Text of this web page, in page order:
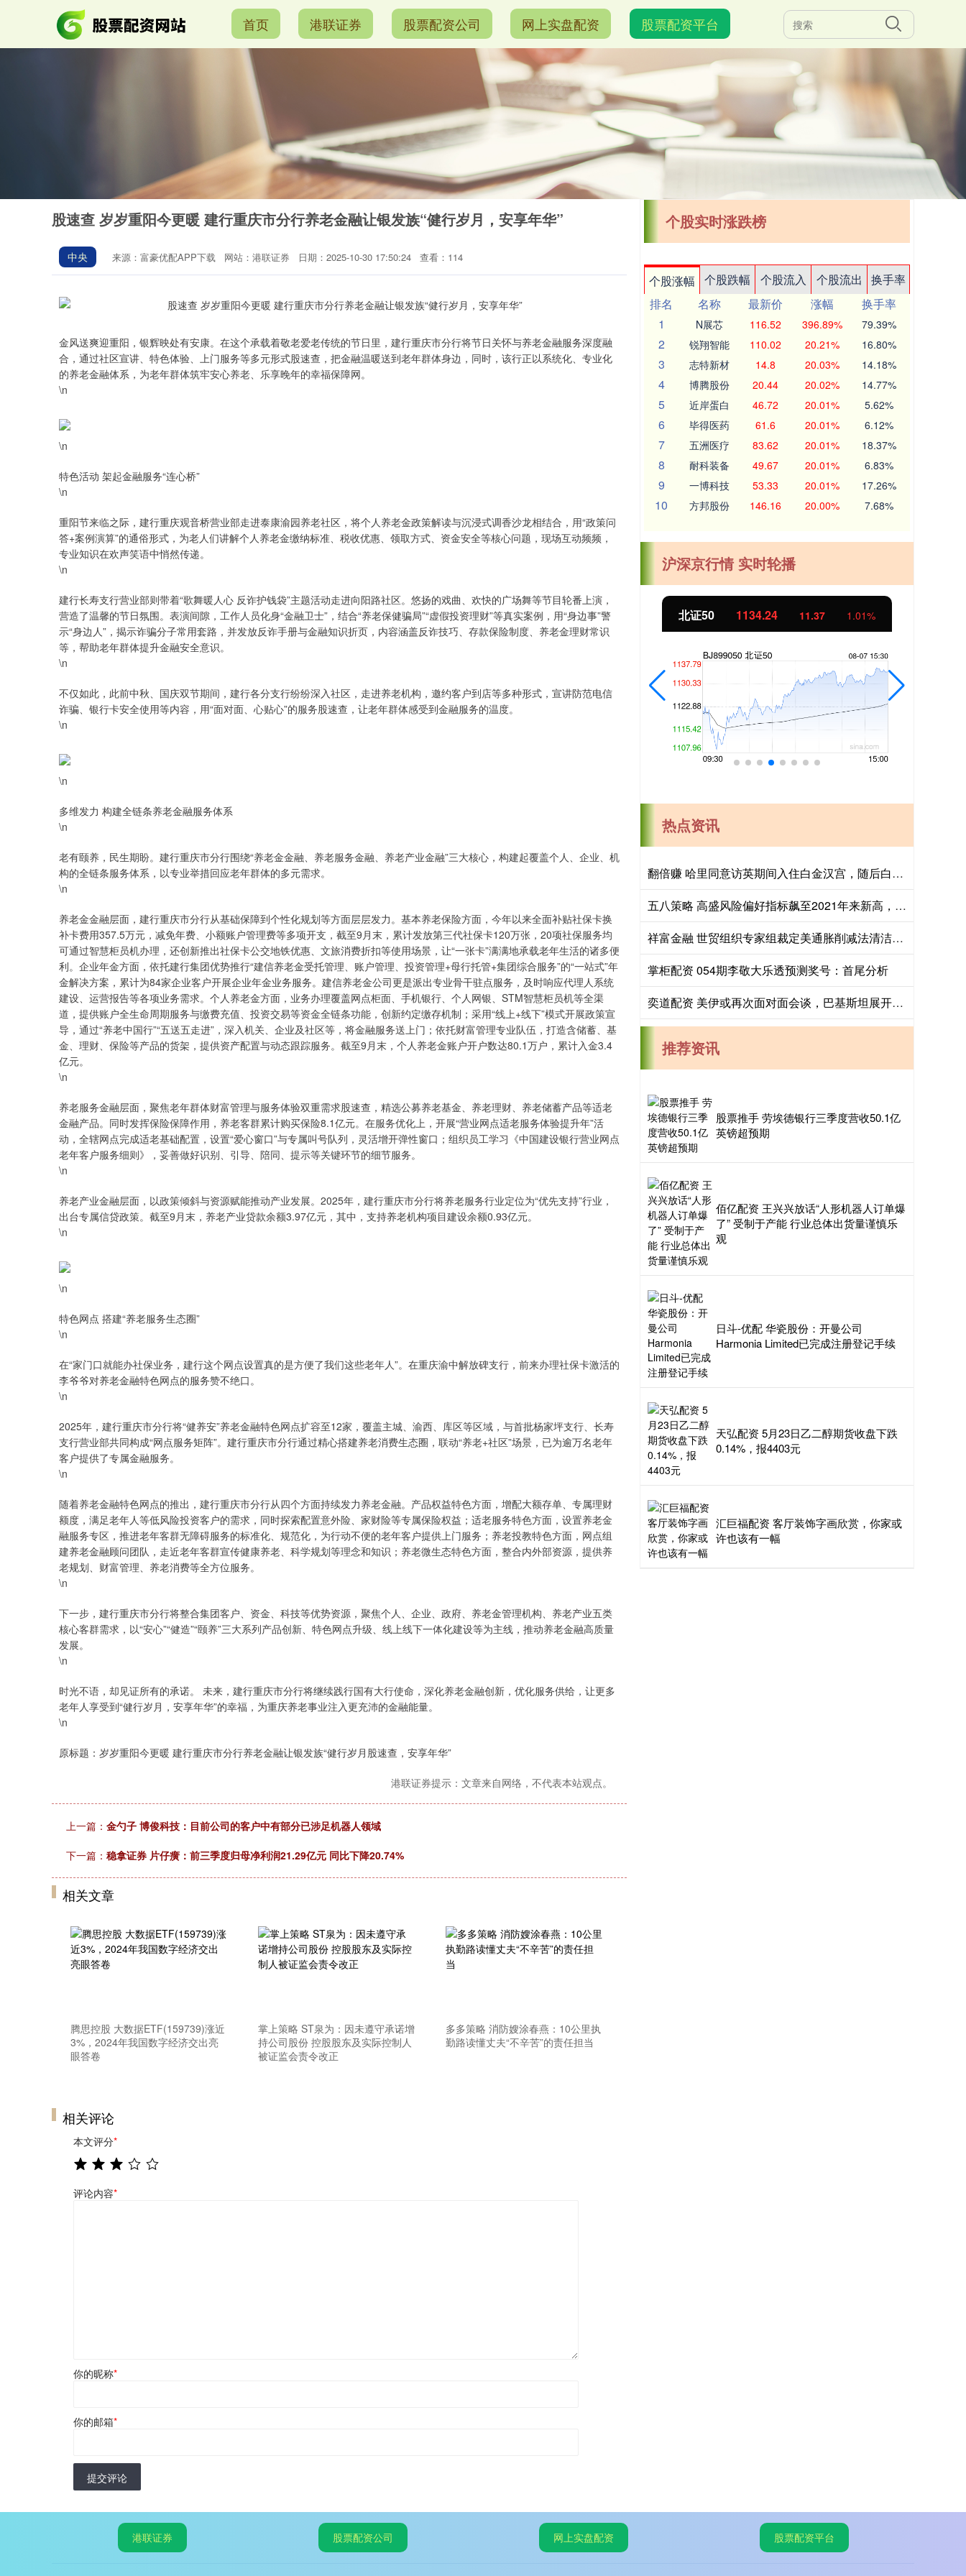
首页 港联证券 股票配资公司 网上实盘配资 股票配资平台
股速查 岁岁重阳今更暖 建行重庆市分行养老金融让银发族“健行岁月，安享年华”
中央 来源：富豪优配APP下载 网站：港联证券 日期：2025-10-30 17:50:24 查看：114
金风送爽迎重阳，银辉映处有安康。在这个承载着敬老爱老传统的节日里，建行重庆市分行将节日关怀与养老金融服务深度融
合，通过社区宣讲、特色体验、上门服务等多元形式股速查，把金融温暖送到老年群体身边，同时，该行正以系统化、专业化
的养老金融体系，为老年群体筑牢安心养老、乐享晚年的幸福保障网。​
\n
\n
特色活动 架起金融服务“连心桥”​
\n
重阳节来临之际，建行重庆观音桥营业部走进泰康渝园养老社区，将个人养老金政策解读与沉浸式调香沙龙相结合，用“政策问
答+案例演算”的通俗形式，为老人们讲解个人养老金缴纳标准、税收优惠、领取方式、资金安全等核心问题，现场互动频频，
专业知识在欢声笑语中悄然传递。
\n
建行长寿支行营业部则带着“歌舞暖人心 反诈护钱袋”主题活动走进向阳路社区。悠扬的戏曲、欢快的广场舞等节目轮番上演，
营造了温馨的节日氛围。表演间隙，工作人员化身“金融卫士”，结合“养老保健骗局”“虚假投资理财”等真实案例，用“身边事”警
示“身边人”，揭示诈骗分子常用套路，并发放反诈手册与金融知识折页，内容涵盖反诈技巧、存款保险制度、养老金理财常识
等，帮助老年群体提升金融安全意识。​
\n
不仅如此，此前中秋、国庆双节期间，建行各分支行纷纷深入社区，走进养老机构，邀约客户到店等多种形式，宣讲防范电信
诈骗、银行卡安全使用等内容，用“面对面、心贴心”的服务股速查，让老年群体感受到金融服务的温度。
\n
\n
多维发力 构建全链条养老金融服务体系​
\n
老有颐养，民生期盼。建行重庆市分行围绕“养老金金融、养老服务金融、养老产业金融”三大核心，构建起覆盖个人、企业、机
构的全链条服务体系，以专业举措回应老年群体的多元需求。​
\n
养老金金融层面，建行重庆市分行从基础保障到个性化规划等方面层层发力。基本养老保险方面，今年以来全面补贴社保卡换
补卡费用357.5万元，减免年费、小额账户管理费等多项开支，截至9月末，累计发放第三代社保卡120万张，20项社保服务均
可通过智慧柜员机办理，还创新推出社保卡公交地铁优惠、文旅消费折扣等使用场景，让“一张卡”满满地承载老年生活的诸多便
利。企业年金方面，依托建行集团优势推行“建信养老金受托管理、账户管理、投资管理+母行托管+集团综合服务”的“一站式”年
金解决方案，累计为84家企业客户开展企业年金业务服务。建信养老金公司更是派出专业骨干驻点服务，及时响应代理人系统
建设、运营报告等各项业务需求。个人养老金方面，业务办理覆盖网点柜面、手机银行、个人网银、STM智慧柜员机等全渠
道，提供账户全生命周期服务与缴费充值、投资交易等资金全链条功能，创新约定缴存机制；采用“线上+线下”模式开展政策宣
导，通过“养老中国行”“五送五走进”，深入机关、企业及社区等，将金融服务送上门；依托财富管理专业队伍，打造含储蓄、基
金、理财、保险等产品的货架，提供资产配置与动态跟踪服务。截至9月末，个人养老金账户开户数达80.1万户，累计入金3.4
亿元。
\n
养老服务金融层面，聚焦老年群体财富管理与服务体验双重需求股速查，精选公募养老基金、养老理财、养老储蓄产品等适老
金融产品。同时发挥保险保障作用，养老客群累计购买保险8.1亿元。在服务优化上，开展“营业网点适老服务体验提升年”活
动，全辖网点完成适老基础配置，设置“爱心窗口”与专属叫号队列，灵活增开弹性窗口；组织员工学习《中国建设银行营业网点
老年客户服务细则》，妥善做好识别、引导、陪同、提示等关键环节的细节服务。
\n
养老产业金融层面，以政策倾斜与资源赋能推动产业发展。2025年，建行重庆市分行将养老服务行业定位为“优先支持”行业，
出台专属信贷政策。截至9月末，养老产业贷款余额3.97亿元，其中，支持养老机构项目建设余额0.93亿元。
\n
\n
特色网点 搭建“养老服务生态圈”
\n
在“家门口就能办社保业务，建行这个网点设置真的是方便了我们这些老年人”。在重庆渝中解放碑支行，前来办理社保卡激活的
李爷爷对养老金融特色网点的服务赞不绝口。
\n
2025年，建行重庆市分行将“健养安”养老金融特色网点扩容至12家，覆盖主城、渝西、库区等区域，与首批杨家坪支行、长寿
支行营业部共同构成“网点服务矩阵”。建行重庆市分行通过精心搭建养老消费生态圈，联动“养老+社区”场景，已为逾万名老年
客户提供了专属金融服务。
\n
随着养老金融特色网点的推出，建行重庆市分行从四个方面持续发力养老金融。产品权益特色方面，增配大额存单、专属理财
额度，满足老年人等低风险投资客户的需求，同时探索配置意外险、家财险等专属保险权益；适老服务特色方面，设置养老金
融服务专区，推进老年客群无障碍服务的标准化、规范化，为行动不便的老年客户提供上门服务；养老投教特色方面，网点组
建养老金融顾问团队，走近老年客群宣传健康养老、科学规划等理念和知识；养老微生态特色方面，整合内外部资源，提供养
老规划、财富管理、养老消费等全方位服务。
\n
下一步，建行重庆市分行将整合集团客户、资金、科技等优势资源，聚焦个人、企业、政府、养老金管理机构、养老产业五类
核心客群需求，以“安心”“健造”“颐养”三大系列产品创新、特色网点升级、线上线下一体化建设等为主线，推动养老金融高质量
发展。
\n
时光不语，却见证所有的承诺。 未来，建行重庆市分行将继续践行国有大行使命，深化养老金融创新，优化服务供给，让更多
老年人享受到“健行岁月，安享年华”的幸福，为重庆养老事业注入更充沛的金融能量。​
\n
原标题：岁岁重阳今更暖 建行重庆市分行养老金融让银发族“健行岁月股速查，安享年华”
港联证券提示：文章来自网络，不代表本站观点。
上一篇： 金勺子 博俊科技：目前公司的客户中有部分已涉足机器人领域
下一篇： 稳拿证券 片仔癀：前三季度归母净利润21.29亿元 同比下降20.74%
相关文章
腾思控股 大数据ETF(159739)涨近
3%，2024年我国数字经济交出亮
眼答卷
掌上策略 ST泉为：因未遵守承诺增
持公司股份 控股股东及实际控制人
被证监会责令改正
多多策略 消防嫂涂春燕：10公里执
勤路读懂丈夫“不辛苦”的责任担当
相关评论
本文评分*
评论内容*
你的昵称*
你的邮箱*
提交评论
个股实时涨跌榜
个股涨幅 个股跌幅 个股流入 个股流出
换手率
排名
名称 最新价 涨幅
换手率
1
N展芯 116.52 396.89% 79.39%
2 锐翔智能 110.02 20.21% 16.80%
3 志特新材 14.8 20.03% 14.18%
4 博腾股份 20.44 20.02% 14.77%
5 近岸蛋白 46.72 20.01% 5.62%
6 毕得医药 61.6 20.01% 6.12%
7 五洲医疗 83.62 20.01% 18.37%
8 耐科装备 49.67 20.01% 6.83%
9 一博科技 53.33 20.01% 17.26%
10 方邦股份 146.16 20.00% 7.68%
沪深京行情 实时轮播
1.42% 沪深300 4694.44 43.13 0.93% 北证50 1134.24 11.37 1.01% 创业板指 3563.12 47.56 1.35%
热点资讯
翻倍赚 哈里同意访英期间入住白金汉宫，随后白金汉宫回复：已无可住房间
五八策略 高盛风险偏好指标飙至2021年来新高，罕见“双高”组合26年首现
祥富金融 世贸组织专家组裁定美通胀削减法清洁能源补贴违规
掌柜配资 054期李敬大乐透预测奖号：首尾分析
奕道配资 美伊或再次面对面会谈，巴基斯坦展开穿梭斡旋
推荐资讯
股票推手 劳埃德银行三季度营收50.1亿
英镑超预期
佰亿配资 王兴兴放话“人形机器人订单爆
了” 受制于产能 行业总体出货量谨慎乐
观
日斗-优配 华瓷股份：开曼公司
Harmonia Limited已完成注册登记手续
天弘配资 5月23日乙二醇期货收盘下跌
0.14%，报4403元
汇巨福配资 客厅装饰字画欣赏，你家或
许也该有一幅
港联证券 股票配资公司 网上实盘配资 股票配资平台